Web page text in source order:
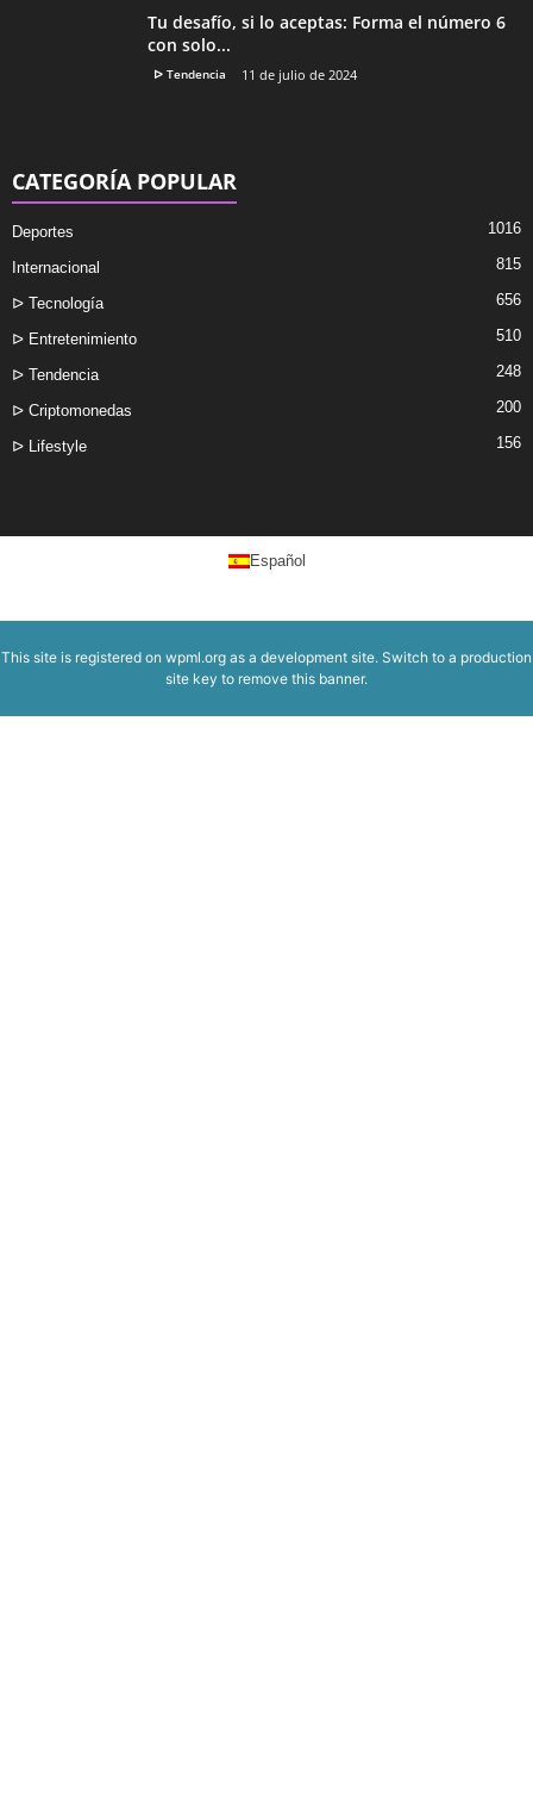
Tu desafío, si lo aceptas: Forma el número 6
con solo...
ᐅ Tendencia 11 de julio de 2024
CATEGORÍA POPULAR
Deportes 1016
Internacional 815
ᐅ Tecnología 656
ᐅ Entretenimiento 510
ᐅ Tendencia 248
ᐅ Criptomonedas 200
ᐅ Lifestyle 156
Español
This site is registered on wpml.org as a development site. Switch to a production
site key to remove this banner.